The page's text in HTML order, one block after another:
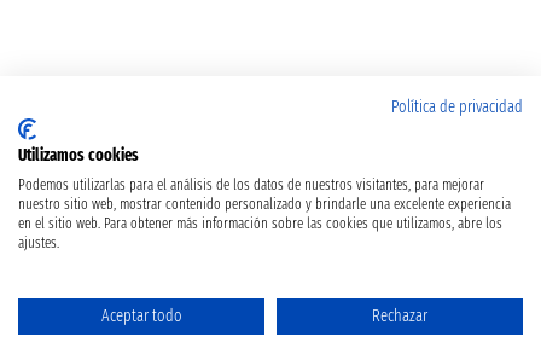
Política de privacidad
Utilizamos cookies
Podemos utilizarlas para el análisis de los datos de nuestros visitantes, para mejorar
nuestro sitio web, mostrar contenido personalizado y brindarle una excelente experiencia
en el sitio web. Para obtener más información sobre las cookies que utilizamos, abre los
ajustes.
Aceptar todo Rechazar